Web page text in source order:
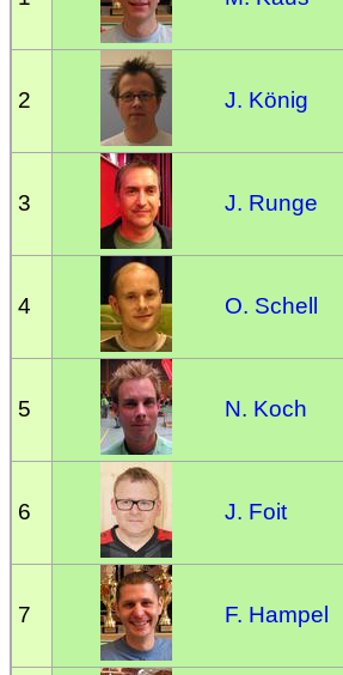
2 J. König
3 J. Runge
4 O. Schell
5 N. Koch
6 J. Foit
7 F. Hampel